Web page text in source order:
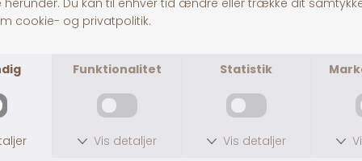
Side 2: Hovedgaden 123
1234 Byen
Husk: Tjek venligst din tekst for stavefejl og korrekte
Teksten bliver præcist overført, som du indtaster